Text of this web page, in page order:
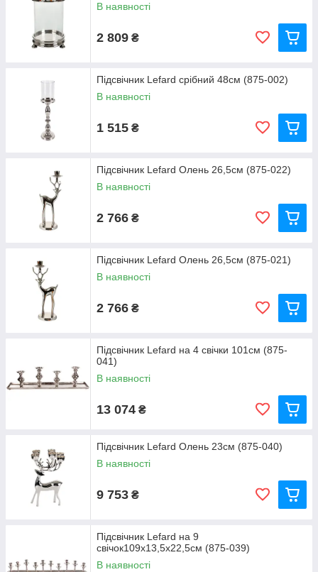
В наявності
2 809 ₴
Підсвічник Lefard срібний 48см (875-002)
В наявності
1 515 ₴
Підсвічник Lefard Олень 26,5см (875-022)
В наявності
2 766 ₴
Підсвічник Lefard Олень 26,5см (875-021)
В наявності
2 766 ₴
Підсвічник Lefard на 4 свічки 101см (875-
041)
В наявності
13 074 ₴
Підсвічник Lefard Олень 23см (875-040)
В наявності
9 753 ₴
Підсвічник Lefard на 9
свічок109x13,5x22,5см (875-039)
В наявності